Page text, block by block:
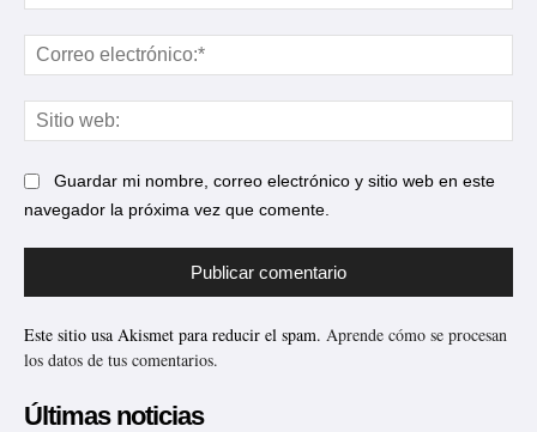
Guardar mi nombre, correo electrónico y sitio web en este
navegador la próxima vez que comente.
Este sitio usa Akismet para reducir el spam. Aprende cómo se procesan
los datos de tus comentarios.
Últimas noticias